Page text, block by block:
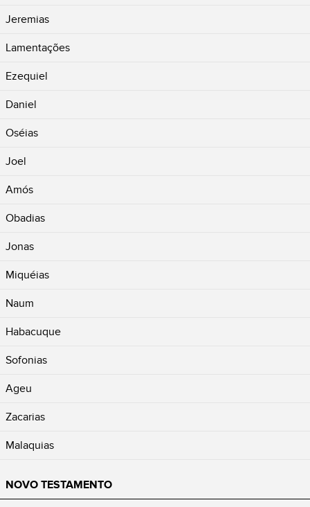
Jeremias
Lamentações
Ezequiel
Daniel
Oséias
Joel
Amós
Obadias
Jonas
Miquéias
Naum
Habacuque
Sofonias
Ageu
Zacarias
Malaquias
NOVO TESTAMENTO